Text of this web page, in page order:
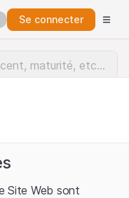
Se connecter
Site Web sont